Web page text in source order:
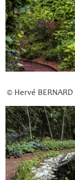
© Hervé BERNARD